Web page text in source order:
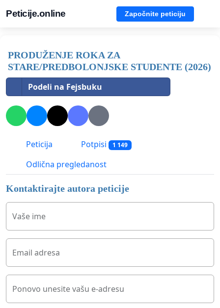
Peticije.online Započnite peticiju
PRODUŽENJE ROKA ZA
STARE/PREDBOLONJSKE STUDENTE (2026)
Podeli na Fejsbuku
Peticija Potpisi 1 149
Odlična pregledanost
Kontaktirajte autora peticije
Vaše ime
Email adresa
Ponovo unesite vašu e-adresu